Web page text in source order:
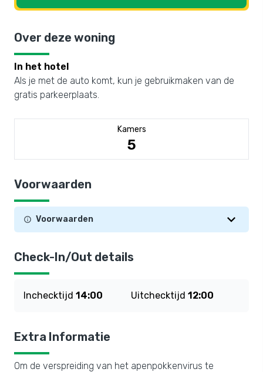
Over deze woning
In het hotel
Als je met de auto komt, kun je gebruikmaken van de
gratis parkeerplaats.
Kamers
5
Voorwaarden
Voorwaarden
Check-In/Out details
Inchecktijd 14:00 Uitchecktijd 12:00
Extra Informatie
Om de verspreiding van het apenpokkenvirus te